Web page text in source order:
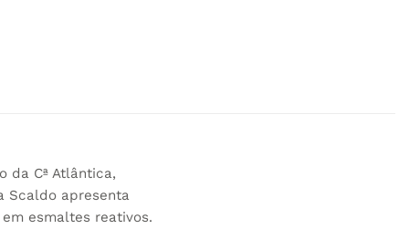
da Cª Atlântica,
Scaldo apresenta
esmaltes reativos.